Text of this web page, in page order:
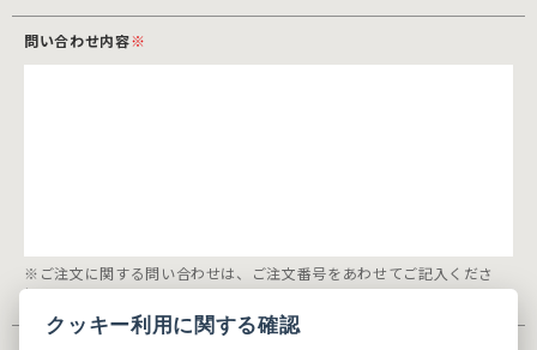
問い合わせ内容※
※ご注文に関する問い合わせは、ご注文番号をあわせてご記入くださ
い。
クッキー利用に関する確認